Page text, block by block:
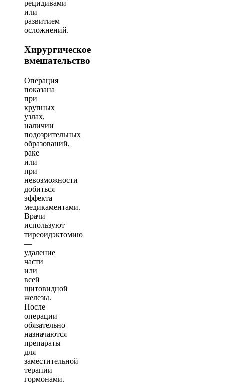
рецидивами
или
развитием
осложнений.
Хирургическое
вмешательство
Операция
показана
при
крупных
узлах,
наличии
подозрительных
образований,
раке
или
при
невозможности
добиться
эффекта
медикаментами.
Врачи
используют
тиреоидэктомию
—
удаление
части
или
всей
щитовидной
железы.
После
операции
обязательно
назначаются
препараты
для
заместительной
терапии
гормонами.